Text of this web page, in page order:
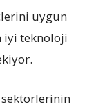
uygun
iyi teknoloji
sektörlerinin